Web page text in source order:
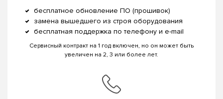
бесплатное обновление ПО (прошивок)
замена вышедшего из строя оборудования
бесплатная поддержка по телефону и e-mail
Сервисный контракт на 1 год включен, но он может быть
увеличен на 2, 3 или более лет.